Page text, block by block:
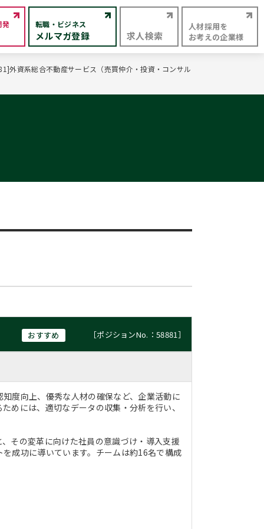
発 転職・ビジネス
メルマガ登録 求人検索
人材採用を
お考えの企業様
外資系総合不動産サービス（売買仲介・投資・コンサル
おすすめ ［ポジションNo.：58881］
度向上、優秀な人材の確保など、企業活動に
めには、適切なデータの収集・分析を行い、
その変革に向けた社員の意識づけ・導入支援
成功に導いています。チームは約16名で構成